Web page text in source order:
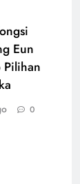
Eun
Pilihan
0